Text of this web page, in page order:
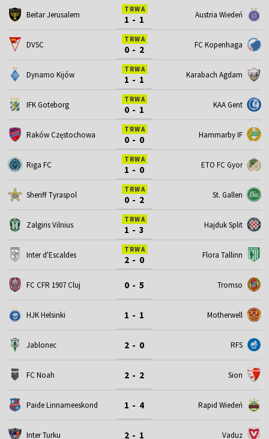
Beitar Jerusalem
TRWA
1 - 1 Austria Wiedeń
DVSC
TRWA
0 - 2 FC Kopenhaga
Dynamo Kijów
TRWA
1 - 1 Karabach Agdam
IFK Goteborg
TRWA
0 - 1 KAA Gent
Raków Częstochowa
TRWA
0 - 0 Hammarby IF
Riga FC
TRWA
1 - 0 ETO FC Gyor
Sheriff Tyraspol
TRWA
0 - 2 St. Gallen
Zalgiris Vilnius
TRWA
1 - 3 Hajduk Split
Inter d'Escaldes
TRWA
2 - 0 Flora Tallinn
FC CFR 1907 Cluj 0 - 5 Tromso
HJK Helsinki 1 - 1 Motherwell
Jablonec 2 - 0 RFS
FC Noah 2 - 2 Sion
Paide Linnameeskond 1 - 4 Rapid Wiedeń
Inter Turku 2 - 1 Vaduz